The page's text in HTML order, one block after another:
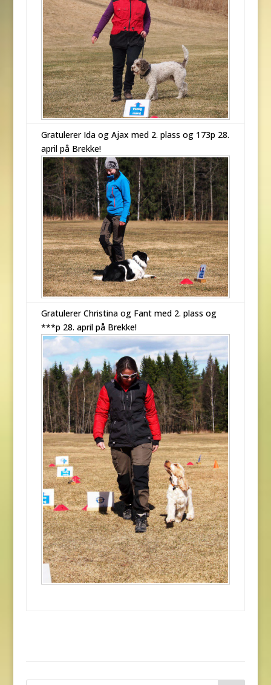
Gratulerer Ida og Ajax med 2. plass og 173p 28.
april på Brekke!
Gratulerer Christina og Fant med 2. plass og
***p 28. april på Brekke!